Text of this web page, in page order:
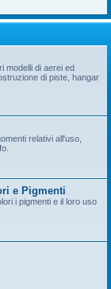
modelli di aerei ed
di piste, hangar
relativi all'uso,
e Pigmenti
i pigmenti e il loro uso